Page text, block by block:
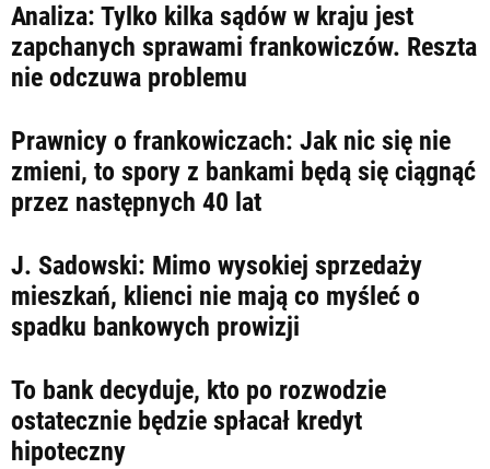
LIFESTYLE
OPINIE I KOMENTARZE
Analiza: Tylko kilka sądów w kraju jest
zapchanych sprawami frankowiczów. Reszta
nie odczuwa problemu
Prawnicy o frankowiczach: Jak nic się nie
zmieni, to spory z bankami będą się ciągnąć
przez następnych 40 lat
J. Sadowski: Mimo wysokiej sprzedaży
mieszkań, klienci nie mają co myśleć o
spadku bankowych prowizji
To bank decyduje, kto po rozwodzie
ostatecznie będzie spłacał kredyt
hipoteczny